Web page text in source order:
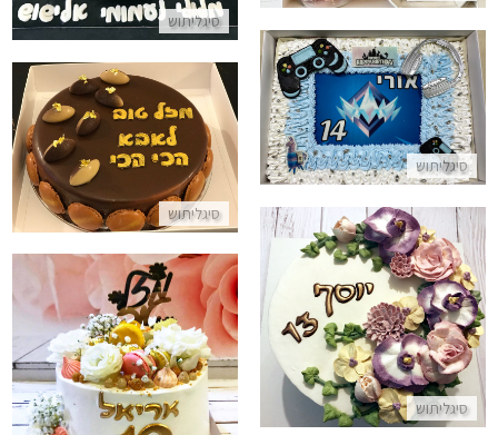
סיגליתוש
סיגליתוש
עוגת פורטנייט מלבנית
התקשר/י
סיגליתוש
עוגת מוס לאבא
התקשר/י
סיגליתוש
עוגת זילוף פרחים
התקשר/י עוגה מעוצבת פרווה לבת מצווה
התקשר/י